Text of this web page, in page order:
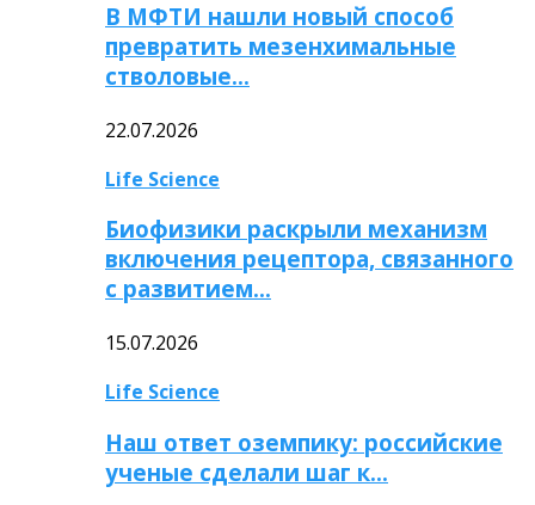
В МФТИ нашли новый способ
превратить мезенхимальные
стволовые…
22.07.2026
Life Science
Биофизики раскрыли механизм
включения рецептора, связанного
с развитием…
15.07.2026
Life Science
Наш ответ оземпику: российские
ученые сделали шаг к…